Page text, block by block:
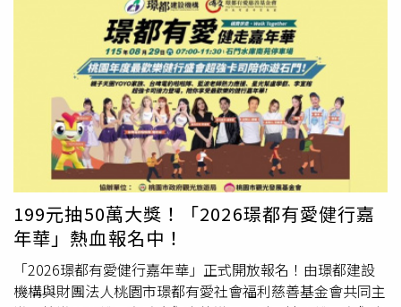
199元抽50萬大獎！「2026璟都有愛健行嘉
年華」熱血報名中！
「2026璟都有愛健行嘉年華」正式開放報名！由璟都建設
機構與財團法人桃園市璟都有愛社會福利慈善基金會共同主